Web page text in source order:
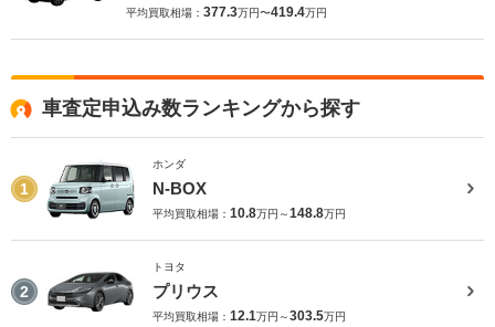
平均買取相場： 377.3万円〜419.4万円
車査定申込み数ランキングから探す
1
ホンダ
N-BOX
平均買取相場： 10.8万円～148.8万円
2
トヨタ
プリウス
平均買取相場： 12.1万円～303.5万円